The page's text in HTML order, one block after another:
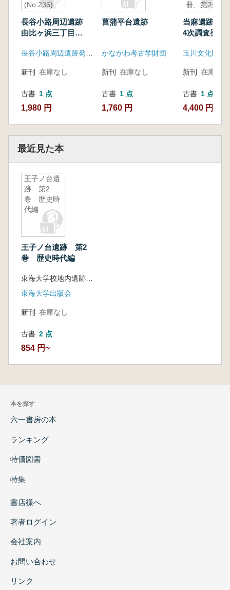
(No.236)
地割を伴う
工芸職人居
長谷小路周辺遺跡
由比ヶ浜三丁目
(No.236) 中世前期
人居住地の調査
新刊 在庫なし
古書 1 点
1,980 円
菖蒲平台遺跡
かながわ考古学財団
新刊 在庫なし
古書 1 点
1,760 円
冊、第2分
当麻遺跡 第
4次調査発掘
冊 2冊揃
玉川文化財研
新刊 在庫なし
古書 1 点
4,400 円
最近見た本
王子ノ台遺
跡 第2
巻 歴史時
代編
王子ノ台遺跡 第2
巻 歴史時代編
東海大学出版会
新刊 在庫なし
古書 2 点
854 円~
本を探す
六一書房の本
ランキング
特価図書
特集
書店様へ
著者ログイン
会社案内
お問い合わせ
リンク